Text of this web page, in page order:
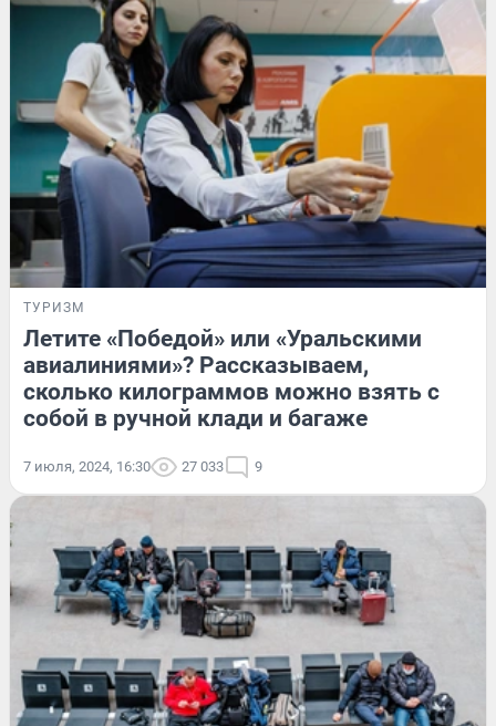
ТУРИЗМ
Летите «Победой» или «Уральскими
авиалиниями»? Рассказываем,
сколько килограммов можно взять с
собой в ручной клади и багаже
7 июля, 2024, 16:30 27 033 9